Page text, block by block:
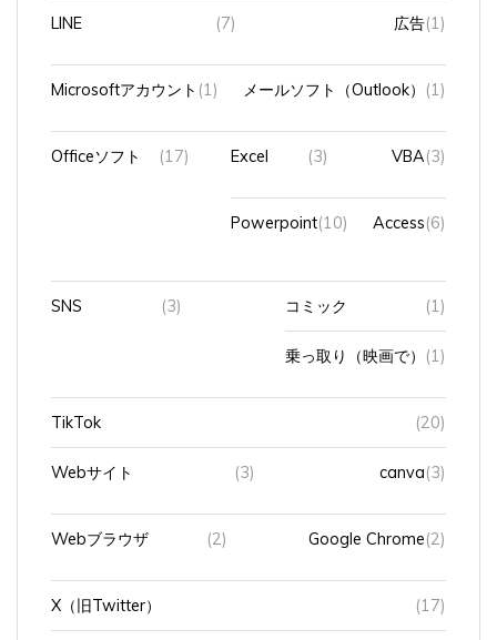
LINE (7) 広告 (1)
Microsoftアカウント (1) メールソフト（Outlook） (1)
Officeソフト (17) Excel (3) VBA (3)
Powerpoint (10) Access (6)
SNS (3) (1)
乗っ取り（映画で） (1)
TikTok (20)
Webサイト (3) (3)
Webブラウザ (2) Google Chrome (2)
X（旧Twitter） (17)